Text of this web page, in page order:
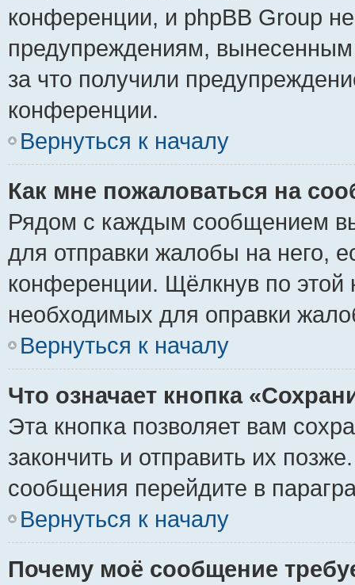
конференции, и phpBB Group
предупреждениям,
за что получили
конференции.
Вернуться к началу
Как мне пожаловаться на
Рядом с каждым сообщением
для отправки жалобы на него,
конференции. Щёлкнув по этой
необходимых для оправки
Вернуться к началу
Что означает кнопка
Эта кнопка позволяет вам
закончить и отправить их
сообщения перейдите в
Вернуться к началу
Почему моё сообщение